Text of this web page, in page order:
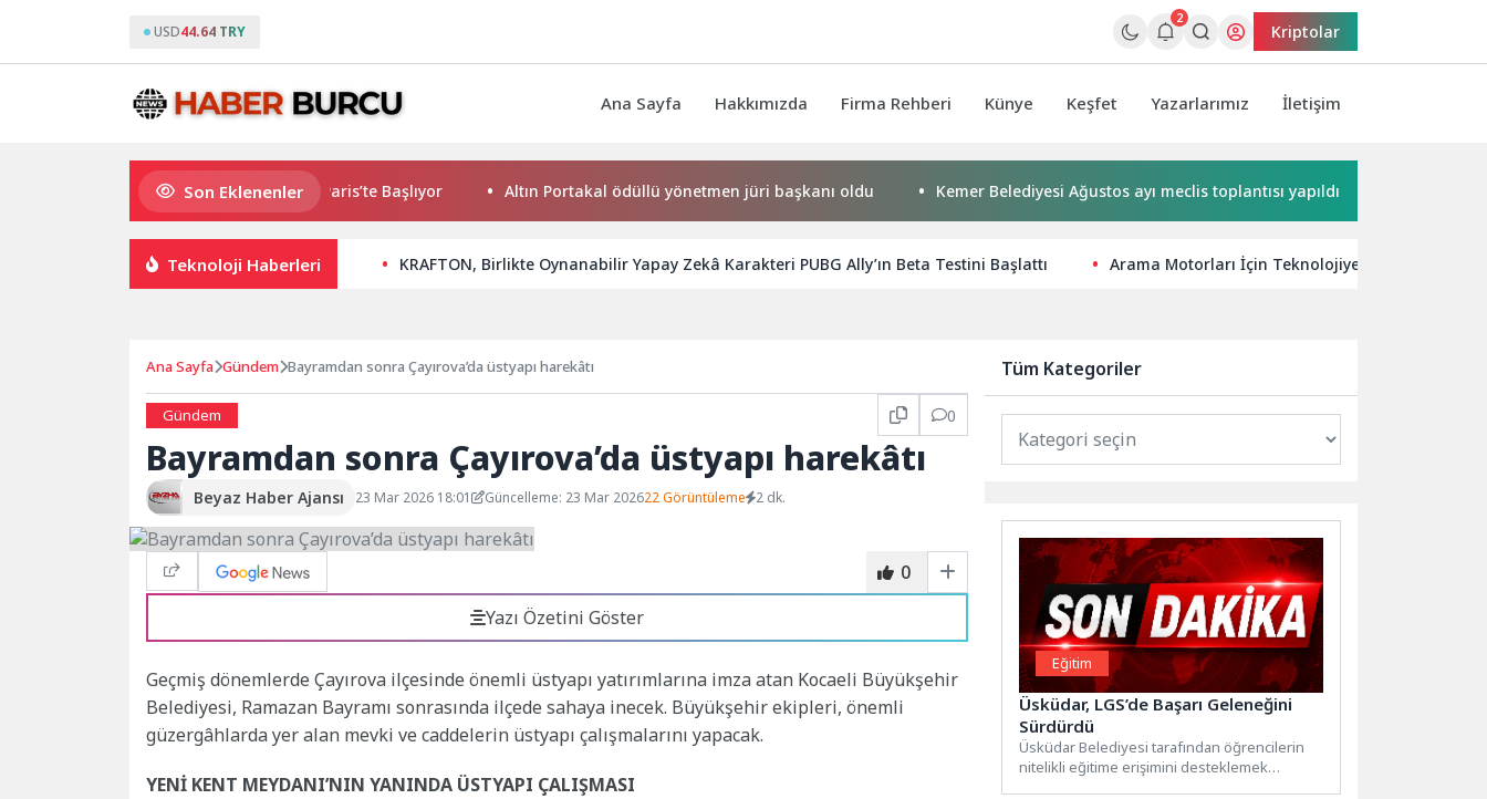
USD44.64 TRY
2
Kriptolar
Ana Sayfa Hakkımızda Firma Rehberi Künye Keşfet Yazarlarımız İletişim
Son Eklenenler
PUBG Mobile World Cup Heyecanı Paris’te Başlıyor Altın Portakal ödüllü yönetmen jüri başkanı oldu Kemer Belediyesi Ağustos ayı meclis toplantısı yapıldı
Teknoloji Haberleri KRAFTON, Birlikte Oynanabilir Yapay Zekâ Karakteri PUBG Ally’ın Beta Testini Başlattı Arama Motorları İçin Teknolojiye Uyumlu SEO
Ana Sayfa Gündem Bayramdan sonra Çayırova’da üstyapı harekâtı
Gündem 0
Bayramdan sonra Çayırova’da üstyapı harekâtı
Beyaz Haber Ajansı 23 Mar 2026 18:01 Güncelleme: 23 Mar 202622 Görüntüleme 2 dk.
0
Yazı Özetini Göster
Geçmiş dönemlerde Çayırova ilçesinde önemli üstyapı yatırımlarına imza atan Kocaeli Büyükşehir
Belediyesi, Ramazan Bayramı sonrasında ilçede sahaya inecek. Büyükşehir ekipleri, önemli
güzergâhlarda yer alan mevki ve caddelerin üstyapı çalışmalarını yapacak.
YENİ KENT MEYDANI’NIN YANINDA ÜSTYAPI ÇALIŞMASI
Tüm Kategoriler
Eğitim
Üsküdar, LGS’de Başarı Geleneğini
Sürdürdü
Üsküdar Belediyesi tarafından öğrencilerin
nitelikli eğitime erişimini desteklemek